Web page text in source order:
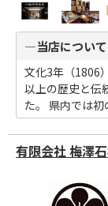
―当店につい
文化3年（1806
以上の歴史と伝
た。 県内では初
有限会社 梅澤